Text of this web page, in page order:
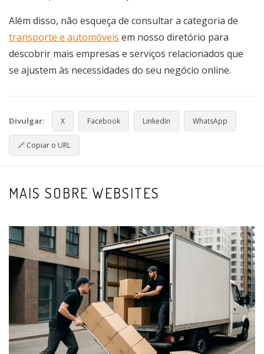
Além disso, não esqueça de consultar a categoria de
transporte e automóveis em nosso diretório para
descobrir mais empresas e serviços relacionados que
se ajustem às necessidades do seu negócio online.
Divulgar: X Facebook LinkedIn WhatsApp
🔗 Copiar o URL
MAIS SOBRE WEBSITES